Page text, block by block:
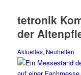
tetronik
der
Aktuelles,Neuheiten